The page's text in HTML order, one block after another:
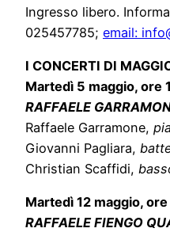
Ingresso libero.
025457785; email:
I CONCERTI DI
Martedì 5 maggio, ore
RAFFAELE
Raffaele Garramone,
Giovanni Pagliara,
Christian Scaffidi,
Martedì 12 maggio,
RAFFAELE FIENGO